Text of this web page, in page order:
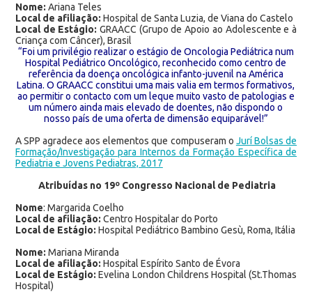
Nome: Ariana Teles
Local de afiliação: Hospital de Santa Luzia, de Viana do Castelo
Local de Estágio: GRAACC (Grupo de Apoio ao Adolescente e à
Criança com Câncer), Brasil
“Foi um privilégio realizar o estágio de Oncologia Pediátrica num
Hospital Pediátrico Oncológico, reconhecido como centro de
referência da doença oncológica infanto-juvenil na América
Latina. O GRAACC constitui uma mais valia em termos formativos,
ao permitir o contacto com um leque muito vasto de patologias e
um número ainda mais elevado de doentes, não dispondo o
nosso país de uma oferta de dimensão equiparável!”
ASPP agradece aos elementos que compuseram o Jurí Bolsas de
Formação/Investigação para Internos da Formação Específica de
Pediatria e Jovens Pediatras, 2017
Atribuídas no 19º Congresso Nacional de Pediatria
Nome: Margarida Coelho
Local de afiliação: Centro Hospitalar do Porto
Local de Estágio: Hospital Pediátrico Bambino Gesù, Roma, Itália
Nome: Mariana Miranda
Local de afiliação: Hospital Espírito Santo de Évora
Local de Estágio:Evelina London Childrens Hospital (St.Thomas
Hospital)